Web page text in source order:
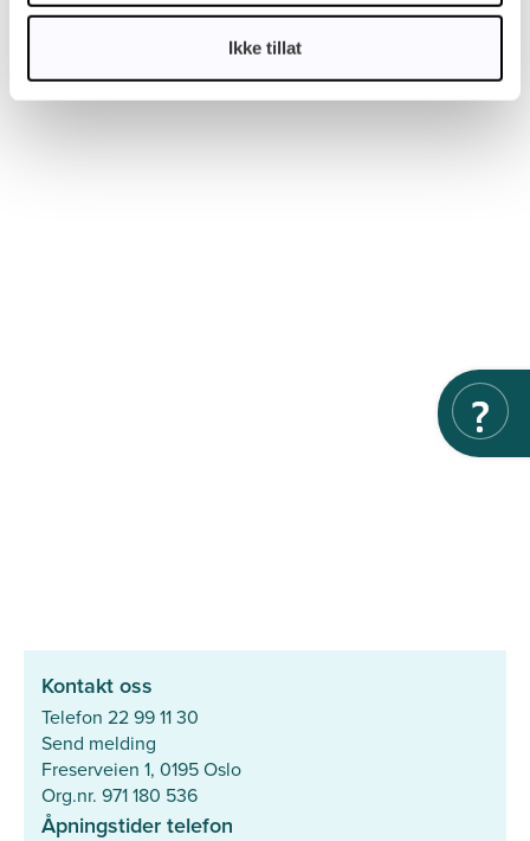
Ikke tillat
Kontakt oss
Telefon 22 99 11 30
Send melding
Freserveien 1, 0195 Oslo
Org.nr. 971 180 536
Åpningstider telefon